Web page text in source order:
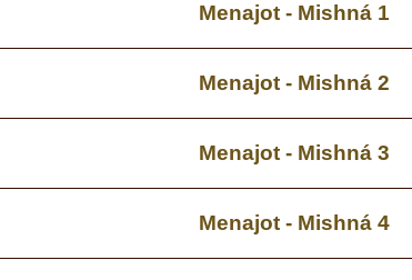
Menajot - Mishná 1
Menajot - Mishná 2
Menajot - Mishná 3
Menajot - Mishná 4